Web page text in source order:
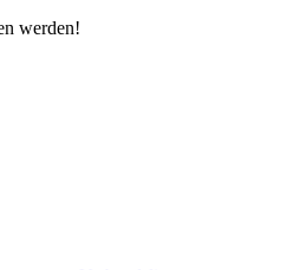
werden!